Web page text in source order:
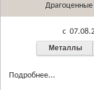
c
Металлы
Подробнее...